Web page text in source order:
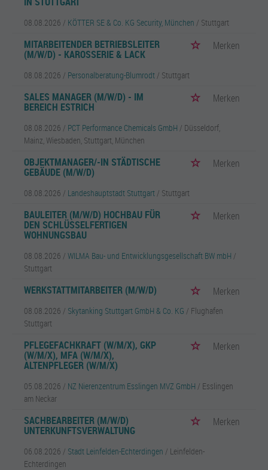
08.08.2026 / KÖTTER SE & Co. KG Security, München / Stuttgart
MITARBEITENDER BETRIEBSLEITER
(M/W/D) - KAROSSERIE & LACK
Merken
08.08.2026 / Personalberatung-Blumrodt / Stuttgart
SALES MANAGER (M/W/D) - IM
BEREICH ESTRICH
Merken
08.08.2026 / PCT Performance Chemicals GmbH / Düsseldorf,
Mainz, Wiesbaden, Stuttgart, München
OBJEKTMANAGER/-IN STÄDTISCHE
GEBÄUDE (M/W/D)
Merken
08.08.2026 / Landeshauptstadt Stuttgart / Stuttgart
BAULEITER (M/W/D) HOCHBAU FÜR
DEN SCHLÜSSELFERTIGEN
WOHNUNGSBAU
Merken
08.08.2026 / WILMA Bau- und Entwicklungsgesellschaft BW mbH /
Stuttgart
WERKSTATTMITARBEITER (M/W/D) Merken
08.08.2026 / Skytanking Stuttgart GmbH & Co. KG / Flughafen
Stuttgart
PFLEGEFACHKRAFT (W/M/X), GKP
(W/M/X), MFA (W/M/X),
ALTENPFLEGER (W/M/X)
Merken
05.08.2026 / NZ Nierenzentrum Esslingen MVZ GmbH / Esslingen
am Neckar
SACHBEARBEITER (M/W/D)
UNTERKUNFTSVERWALTUNG
Merken
06.08.2026 / Stadt Leinfelden-Echterdingen / Leinfelden-
Echterdingen